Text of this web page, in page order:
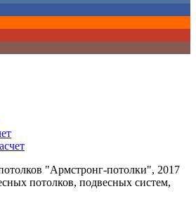
"Армстронг-потолки", 2017
потолков, подвесных систем,